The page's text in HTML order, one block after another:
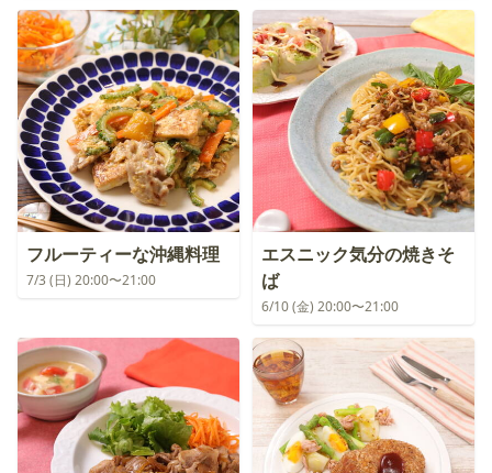
フルーティーな沖縄料理
7/3 (日) 20:00〜21:00
エスニック気分の焼きそ
ば
6/10 (金) 20:00〜21:00